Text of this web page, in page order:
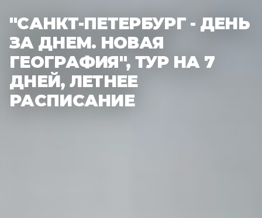
"САНКТ-ПЕТЕРБУРГ - ДЕНЬ
ЗА ДНЕМ. НОВАЯ
ГЕОГРАФИЯ", ТУР НА 7
ДНЕЙ, ЛЕТНЕЕ
РАСПИСАНИЕ